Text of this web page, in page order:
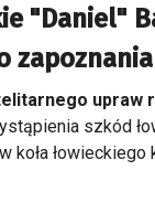
"Daniel"
upraw
szkód
koła łowieckiego